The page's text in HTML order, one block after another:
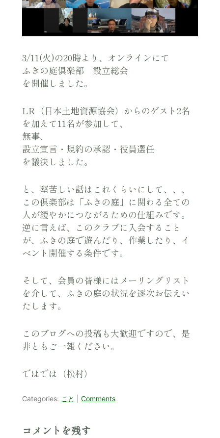
3/11(火)の20時より、オンラインにて
ふきの庭倶楽部 設立総会
を開催しました。
LR（日本土地資源協会）からのゲスト2名
を加えて11名が参加して、
無事、
設立宣言・規約の承認・役員選任
を議決しました。
と、堅苦しい話はこれくらいにして、、、
この倶楽部は「ふきの庭」に関わる全ての
人が緩やかにつながるための仕組みです。
逆に言えば、このクラブに入会すること
が、ふきの庭で遊んだり、作業したり、イ
ベント開催する条件です。
そして、会員の皆様にはメーリングリスト
を介して、ふきの庭の状況を逐次お伝えい
たします。
このブログへの投稿も大歓迎ですので、是
非ともご一報ください。
ではでは（松村）
Categories: こと Comments
コメントを残す